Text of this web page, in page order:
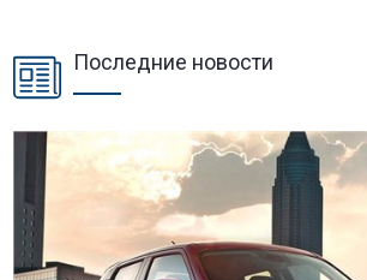
Последние новости